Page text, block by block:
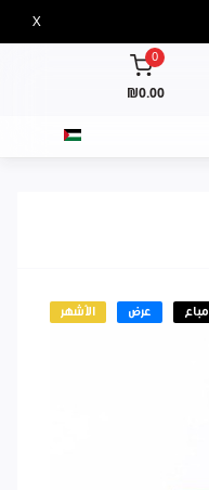
X
0
₪0.00
الأشهر عرض مباع